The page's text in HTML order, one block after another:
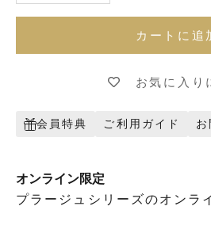
カートに追
お気に入り
会員特典 ご利用ガイド お
オンライン限定
プラージュシリーズのオンラ